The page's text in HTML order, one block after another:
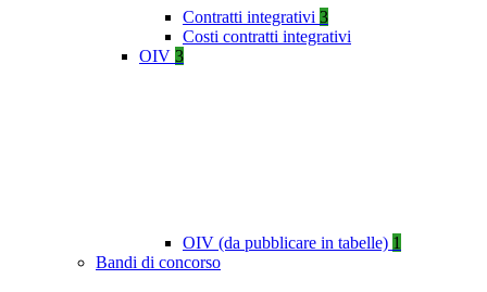
Contratti integrativi 3
Costi contratti integrativi
OIV 3
OIV (da pubblicare in tabelle) 1
Bandi di concorso